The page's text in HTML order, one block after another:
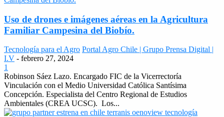
Uso de drones e imágenes aéreas en la Agricultura
Familiar Campesina del Biobío.
Tecnología para el Agro Portal Agro Chile | Grupo Prensa Digital |
I.V - febrero 27, 2024
1
Robinson Sáez Lazo. Encargado FIC de la Vicerrectoría
Vinculación con el Medio Universidad Católica Santísima
Concepción. Especialista del Centro Regional de Estudios
Ambientales (CREA UCSC). Los...